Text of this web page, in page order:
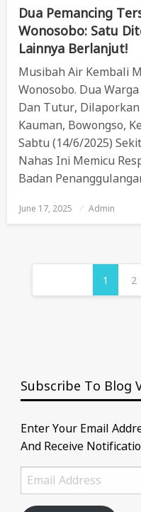
Dua Pemancing
Wonosobo: Satu
Lainnya Berlanjut!
Musibah Air Kembali
Wonosobo. Dua
Dan Tutur,
Kauman, Bowongso,
Sabtu (14/6/2025)
Nahas Ini Memicu
Badan
Posted
June 17, 2025 Admin
Posts
Pagination1 2
Subscribe To Blog
Enter Your Email
And Receive
Email
Address